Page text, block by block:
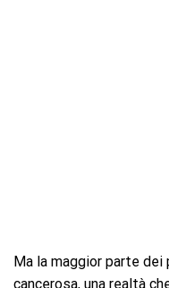
Ma la maggior parte
cancerosa, una realtà